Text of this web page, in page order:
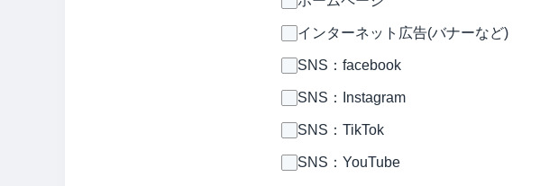
インターネット広告(バナーなど)
SNS：facebook
SNS：Instagram
SNS：TikTok
SNS：YouTube